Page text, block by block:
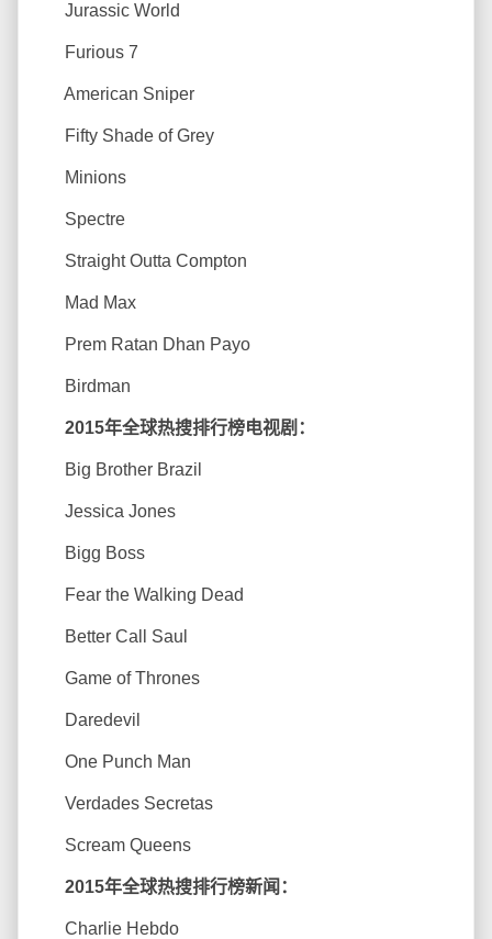
Jurassic World
Furious 7
American Sniper
Fifty Shade of Grey
Minions
Spectre
Straight Outta Compton
Mad Max
Prem Ratan Dhan Payo
Birdman
2015年全球热搜排行榜电视剧：
Big Brother Brazil
Jessica Jones
Bigg Boss
Fear the Walking Dead
Better Call Saul
Game of Thrones
Daredevil
One Punch Man
Verdades Secretas
Scream Queens
2015年全球热搜排行榜新闻：
Charlie Hebdo